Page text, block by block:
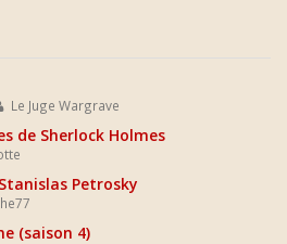
Le Juge Wargrave
de Sherlock Holmes
Petrosky
(saison 4)